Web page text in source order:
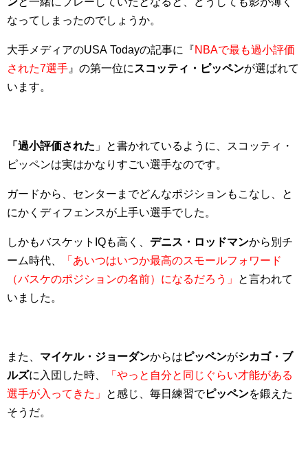
なってしまったのでしょうか。
大手メディアのUSA Todayの記事に『NBAで最も過小評価
された7選手 』の第一位に スコッティ・ピッペンが選ばれて
います。
「過小評価された 」と書かれているように、スコッティ・
ピッペンは実はかなりすごい選手なのです。
ガードから、センターまでどんなポジションもこなし、と
にかくディフェンスが上手い選手でした。
しかもバスケットIQも高く、 デニス・ロッドマンから別チ
ーム時代、
「あいつはいつか最高のスモールフォワード
（バスケのポジションの名前）になるだろう」
と言われて
いました。
また、 マイケル・ジョーダンからは ピッペンがシカゴ・ブ
ルズに入団した時、
「やっと自分と同じぐらい才能がある
選手が入ってきた」
と感じ、毎日練習でピッペンを鍛えた
そうだ。